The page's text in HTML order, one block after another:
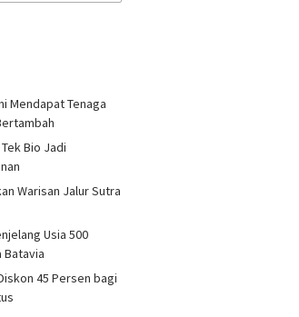
Mendapat Tenaga
Bio Jadi
Warisan Jalur Sutra
Usia 500
Batavia
45 Persen bagi